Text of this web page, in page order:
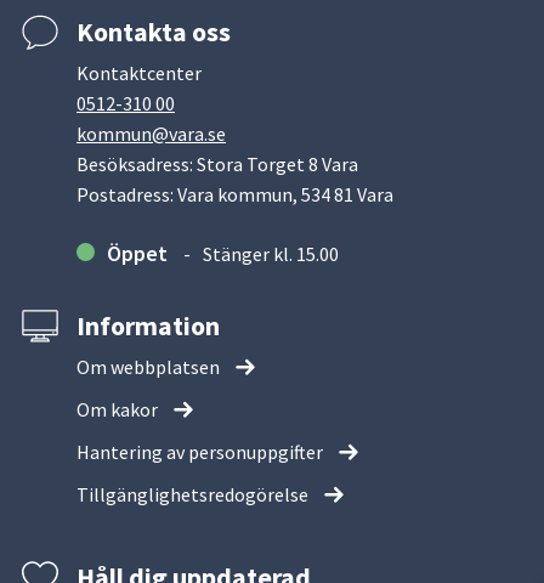
Kontakta oss
Kontaktcenter
0512-310 00
kommun@vara.se
Besöksadress: Stora Torget 8 Vara
Postadress: Vara kommun, 534 81 Vara
Öppet Stänger kl. 15.00
Information
Om webbplatsen
Om kakor
Hantering av personuppgifter
Tillgänglighetsredogörelse